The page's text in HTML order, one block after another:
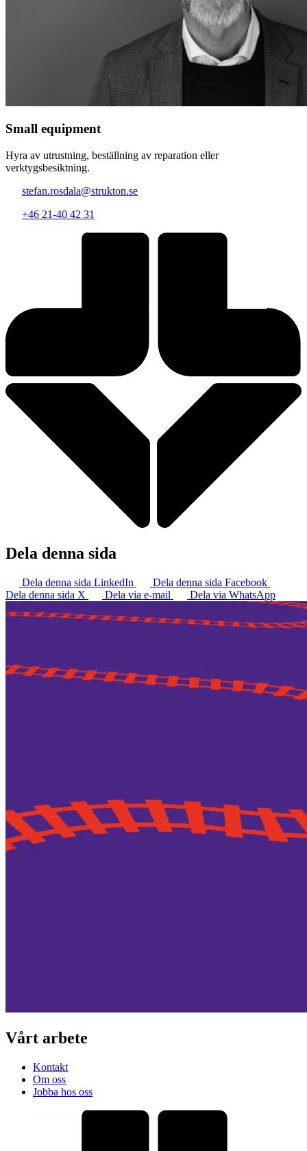
Small equipment
Hyra av utrustning, beställning av reparation eller
verktygsbesiktning.
stefan.rosdala@strukton.se
+46 21-40 42 31
Dela denna sida
Dela denna sida LinkedIn
Dela denna sida Facebook
Dela denna sida X
Dela via e-mail Dela via WhatsApp
Vårt arbete
Kontakt
Om oss
Jobba hos oss